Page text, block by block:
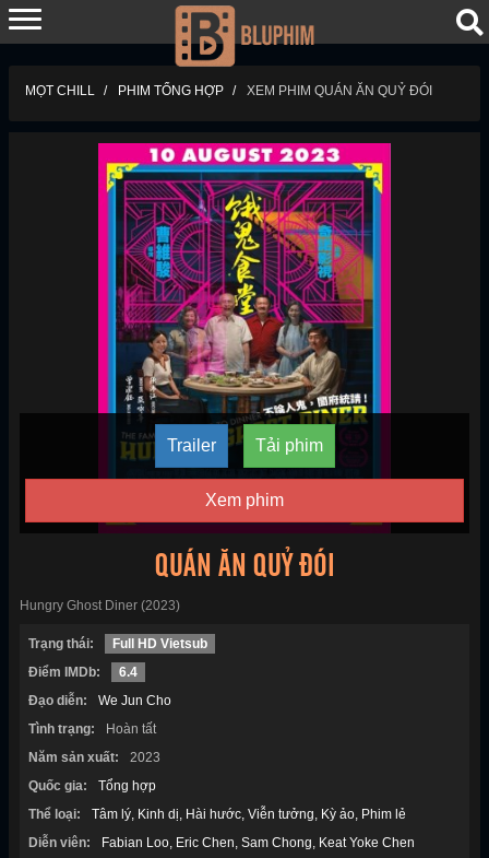
MỌT CHILL PHIM TỔNG HỢP XEM PHIM QUÁN ĂN QUỶ ĐÓI
Trailer Tải phim
Xem phim
QUÁN ĂN QUỶ ĐÓI
Hungry Ghost Diner (2023)
Trạng thái:
Full HD Vietsub
Điểm IMDb:
6.4
Đạo diễn:
We Jun Cho
Tình trạng:
Hoàn tất
Năm sản xuất:
2023
Quốc gia:
Tổng hợp
Thể loại:
Tâm lý Kinh dị Hài hước Viễn tưởng Kỳ ảo Phim lẻ
Diễn viên:
Fabian Loo Eric Chen Sam Chong Keat Yoke Chen